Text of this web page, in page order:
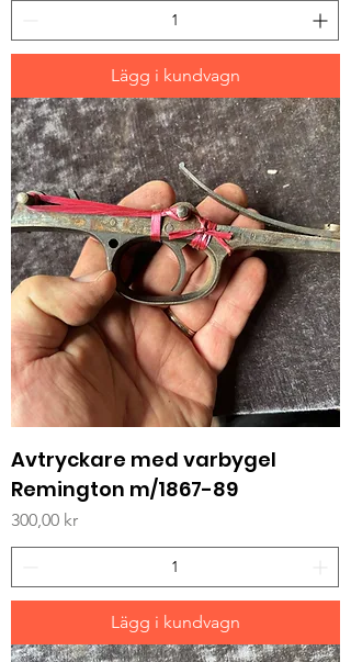
Lägg i kundvagn
Avtryckare med varbygel
Remington m/1867-89
Pris
300,00 kr
Lägg i kundvagn